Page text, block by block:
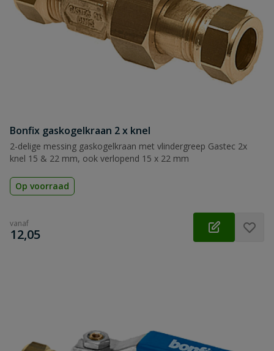
Bonfix gaskogelkraan 2 x knel
2-delige messing gaskogelkraan met vlindergreep Gastec 2x
knel 15 & 22 mm, ook verlopend 15 x 22 mm
Op voorraad
vanaf
€
12,05